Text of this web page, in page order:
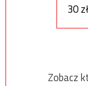
30 zł
Zobacz